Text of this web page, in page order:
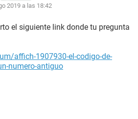
2019 a las 18:42
el siguiente link donde tu pregunta
affich-1907930-el-codigo-de-
numero-antiguo